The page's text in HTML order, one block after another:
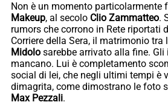
Non è un momento particolarmente
Makeup, al secolo Clio Zammatteo.
rumors che corrono in Rete riportati
Corriere della Sera, il matrimonio tra
Midolo sarebbe arrivato alla fine.
mancano. Lui è completamento
social di lei, che negli ultimi tempi è
dimagrita, come dimostrano le foto
Max Pezzali.